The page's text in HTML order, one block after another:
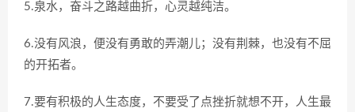
5.泉水，奋斗之路越曲折，心灵越纯洁。
6.没有风浪，便没有勇敢的弄潮儿；没有荆棘，也没有不屈
的开拓者。
7.要有积极的人生态度，不要受了点挫折就想不开，人生最